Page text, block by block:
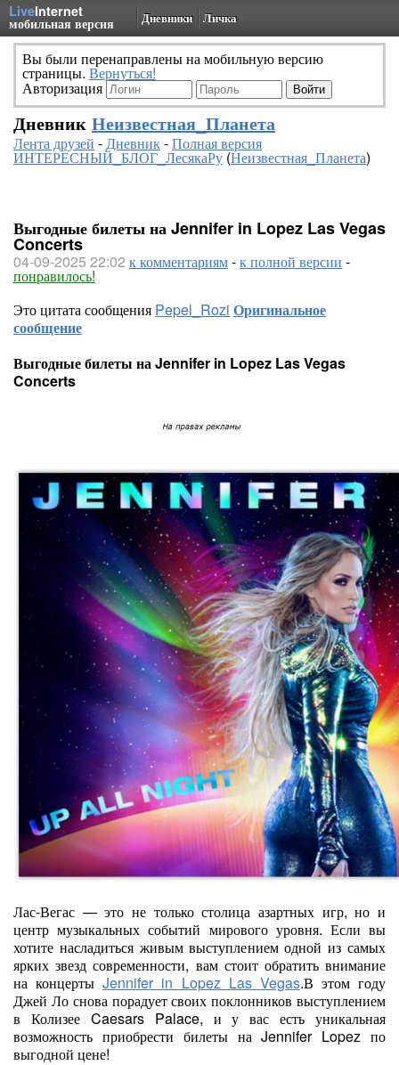
LiveInternet
мобильная версия Дневники Личка
Вы были перенаправлены на мобильную версию
страницы. Вернуться!
Авторизация
Дневник Неизвестная_Планета
Лента друзей -Дневник-Полная версия
ИНТЕРЕСНЫЙ_БЛОГ_ЛесякаРу(Неизвестная_Планета)
Выгодные билеты на Jennifer in Lopez Las Vegas
Concerts
04-09-2025 22:02 к комментариям-к полной версии -
понравилось!
Это цитата сообщения Pepel_Rozi Оригинальное
сообщение
Выгодные билеты на Jennifer in Lopez Las Vegas
Concerts
Лас-Вегас — это не только столица азартных игр, но и
центр музыкальных событий мирового уровня. Если вы
хотите насладиться живым выступлением одной из самых
ярких звезд современности, вам стоит обратить внимание
на концертыJennifer in Lopez Las Vegas.В этом году
Джей Ло снова порадует своих поклонников выступлением
в Колизее Caesars Palace, и у вас есть уникальная
возможность приобрести билеты на Jennifer Lopez по
выгодной цене!